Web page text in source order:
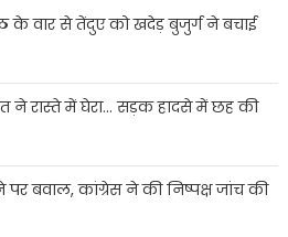
के वार से तेंदुए को खदेड़ बुजुर्ग ने बचाई
रास्ते में घेरा… सड़क हादसे में छह की
बवाल, कांग्रेस ने की निष्पक्ष जांच की